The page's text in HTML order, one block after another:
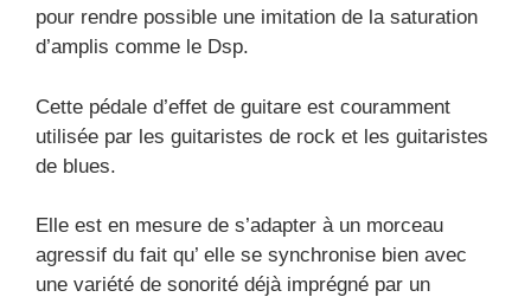
pour rendre possible une imitation de la saturation
d’amplis comme le Dsp.
Cette pédale d’effet de guitare est couramment
utilisée par les guitaristes de rock et les guitaristes
de blues.
Elle est en mesure de s’adapter à un morceau
agressif du fait qu’ elle se synchronise bien avec
une variété de sonorité déjà imprégné par un